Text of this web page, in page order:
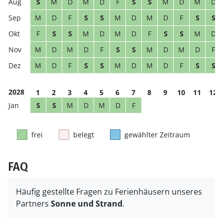
M
D F S S M D M D F S
S
F
S S M D M D F S S M
D
M
D M D F S S M D M D
F
M
D F S S M D M D F S S
2028 1 2 3 4 5 6 7 8 9 10 11
12
S
S M D M D F
frei belegt gewählter Zeitraum
FAQ
Häufig gestellte Fragen zu Ferienhäusern unseres
Partners Sonne und Strand.